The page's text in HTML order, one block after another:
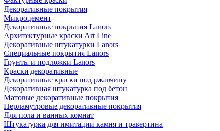
Декоративные покрытия
Микроцемент
Декоративные покрытия Lanors
Архитектурные краски Art Line
Декоративные штукатурки Lanors
Специальные покрытия Lanors
Грунты и подложки Lanors
Краски декоративные
Декоративные краски под ржавчину
Декоративная штукатурка под бетон
Матовые декоративные покрытия
Перламутровые декоративные покрытия
Для пола и ванных комнат
Штукатурка для имитации камня и травертина